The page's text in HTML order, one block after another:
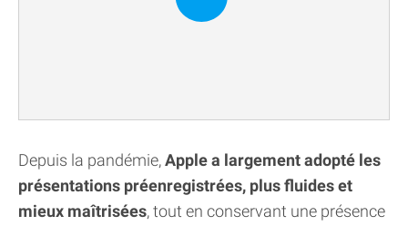
Depuis la pandémie,Apple a largement adopté les
présentations préenregistrées, plus fluides et
mieux maîtrisées, tout en conservant une présence